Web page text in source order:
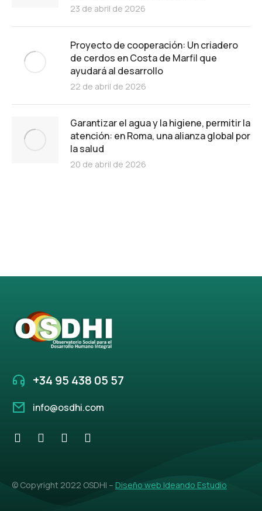
23 de abril de 2026
Proyecto de cooperación: Un criadero
de cerdos en Costa de Marfil que
ayudará al desarrollo
22 de abril de 2026
Garantizar el agua y la higiene, permitir la
atención: en Roma, una alianza global por
la salud
20 de abril de 2026
+34 95 438 05 57
info@osdhi.com
© Copyright 2022 OSDHI – Diseño web Ideando Estudio